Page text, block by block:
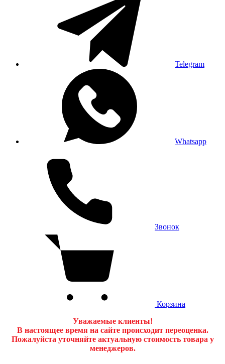
Telegram
Whatsapp
Звонок
Корзина
Уважаемые клиенты!
В настоящее время на сайте происходит переоценка.
Пожалуйста уточняйте актуальную стоимость товара у
менеджеров.